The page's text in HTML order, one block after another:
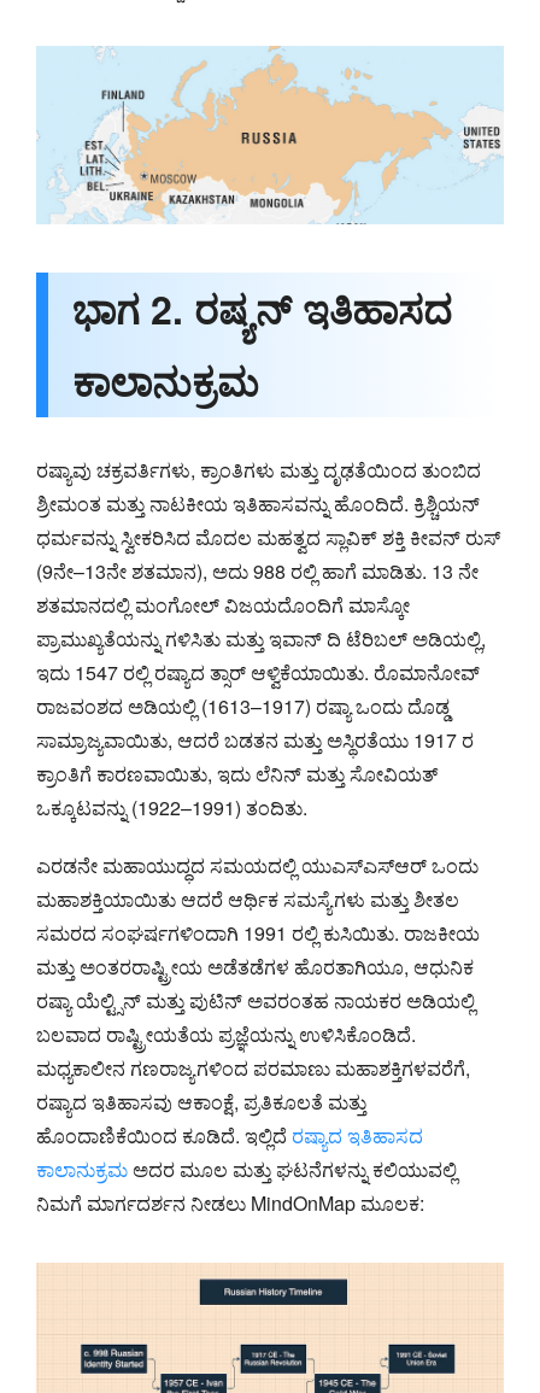
ಭಾಗ 2. ರಷ್ಯನ್ ಇತಿಹಾಸದ
ಕಾಲಾನುಕ್ರಮ
ರಷ್ಯಾವು ಚಕ್ರವರ್ತಿಗಳು, ಕ್ರಾಂತಿಗಳು ಮತ್ತು ದೃಢತೆಯಿಂದ ತುಂಬಿದ
ಶ್ರೀಮಂತ ಮತ್ತು ನಾಟಕೀಯ ಇತಿಹಾಸವನ್ನು ಹೊಂದಿದೆ. ಕ್ರಿಶ್ಚಿಯನ್
ಧರ್ಮವನ್ನು ಸ್ವೀಕರಿಸಿದ ಮೊದಲ ಮಹತ್ವದ ಸ್ಲಾವಿಕ್ ಶಕ್ತಿ ಕೀವನ್ ರುಸ್
(9ನೇ–13ನೇ ಶತಮಾನ), ಅದು 988 ರಲ್ಲಿ ಹಾಗೆ ಮಾಡಿತು. 13 ನೇ
ಶತಮಾನದಲ್ಲಿ ಮಂಗೋಲ್ ವಿಜಯದೊಂದಿಗೆ ಮಾಸ್ಕೋ
ಪ್ರಾಮುಖ್ಯತೆಯನ್ನು ಗಳಿಸಿತು ಮತ್ತು ಇವಾನ್ ದಿ ಟೆರಿಬಲ್ ಅಡಿಯಲ್ಲಿ,
ಇದು 1547 ರಲ್ಲಿ ರಷ್ಯಾದ ತ್ಸಾರ್ ಆಳ್ವಿಕೆಯಾಯಿತು. ರೊಮಾನೋವ್
ರಾಜವಂಶದ ಅಡಿಯಲ್ಲಿ (1613–1917) ರಷ್ಯಾ ಒಂದು ದೊಡ್ಡ
ಸಾಮ್ರಾಜ್ಯವಾಯಿತು, ಆದರೆ ಬಡತನ ಮತ್ತು ಅಸ್ಥಿರತೆಯು 1917 ರ
ಕ್ರಾಂತಿಗೆ ಕಾರಣವಾಯಿತು, ಇದು ಲೆನಿನ್ ಮತ್ತು ಸೋವಿಯತ್
ಒಕ್ಕೂಟವನ್ನು (1922–1991) ತಂದಿತು.
ಎರಡನೇ ಮಹಾಯುದ್ಧದ ಸಮಯದಲ್ಲಿ ಯುಎಸ್ಎಸ್ಆರ್ ಒಂದು
ಮಹಾಶಕ್ತಿಯಾಯಿತು ಆದರೆ ಆರ್ಥಿಕ ಸಮಸ್ಯೆಗಳು ಮತ್ತು ಶೀತಲ
ಸಮರದ ಸಂಘರ್ಷಗಳಿಂದಾಗಿ 1991 ರಲ್ಲಿ ಕುಸಿಯಿತು. ರಾಜಕೀಯ
ಮತ್ತು ಅಂತರರಾಷ್ಟ್ರೀಯ ಅಡೆತಡೆಗಳ ಹೊರತಾಗಿಯೂ, ಆಧುನಿಕ
ರಷ್ಯಾ ಯೆಲ್ಟ್ಸಿನ್ ಮತ್ತು ಪುಟಿನ್ ಅವರಂತಹ ನಾಯಕರ ಅಡಿಯಲ್ಲಿ
ಬಲವಾದ ರಾಷ್ಟ್ರೀಯತೆಯ ಪ್ರಜ್ಞೆಯನ್ನು ಉಳಿಸಿಕೊಂಡಿದೆ.
ಮಧ್ಯಕಾಲೀನ ಗಣರಾಜ್ಯಗಳಿಂದ ಪರಮಾಣು ಮಹಾಶಕ್ತಿಗಳವರೆಗೆ,
ರಷ್ಯಾದ ಇತಿಹಾಸವು ಆಕಾಂಕ್ಷೆ, ಪ್ರತಿಕೂಲತೆ ಮತ್ತು
ಹೊಂದಾಣಿಕೆಯಿಂದ ಕೂಡಿದೆ. ಇಲ್ಲಿದೆ ರಷ್ಯಾದ ಇತಿಹಾಸದ
ಕಾಲಾನುಕ್ರಮಅದರ ಮೂಲ ಮತ್ತು ಘಟನೆಗಳನ್ನು ಕಲಿಯುವಲ್ಲಿ
ನಿಮಗೆ ಮಾರ್ಗದರ್ಶನ ನೀಡಲು MindOnMap ಮೂಲಕ: